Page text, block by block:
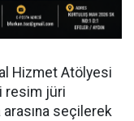
Hizmet Atölyesi
resim jüri
arasına seçilerek